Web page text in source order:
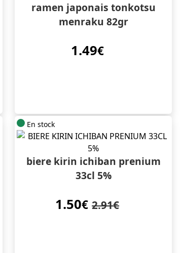
ramen japonais tonkotsu
menraku 82gr
1.49€
En stock
biere kirin ichiban prenium
33cl 5%
1.50€ 2.91€